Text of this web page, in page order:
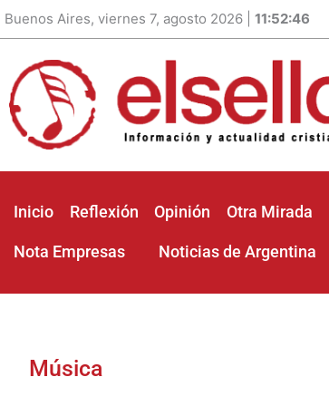
Buenos Aires, viernes 7, agosto 2026 | 11:52:48
Inicio Reflexión Opinión Otra Mirada
Nota Empresas Noticias de Argentina
Música